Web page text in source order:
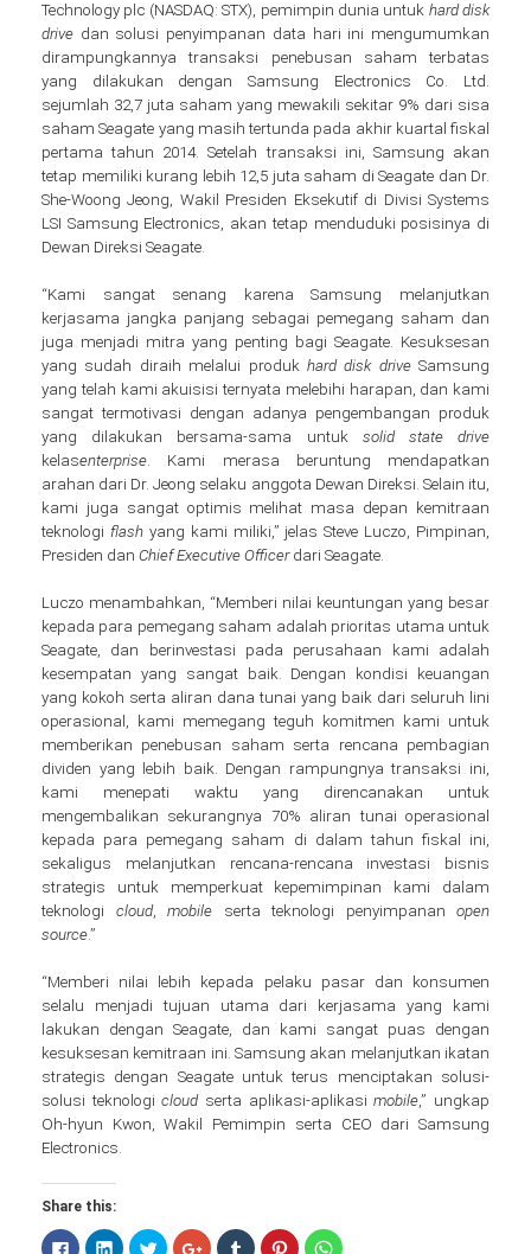
Technology plc (NASDAQ: STX), pemimpin dunia untuk hard disk
drive dan solusi penyimpanan data hari ini mengumumkan
dirampungkannya transaksi penebusan saham terbatas
yang dilakukan dengan Samsung Electronics Co. Ltd.
sejumlah 32,7 juta saham yang mewakili sekitar 9% dari sisa
saham Seagate yang masih tertunda pada akhir kuartal fiskal
pertama tahun 2014. Setelah transaksi ini, Samsung akan
tetap memiliki kurang lebih 12,5 juta saham di Seagate dan Dr.
She-Woong Jeong, Wakil Presiden Eksekutif di Divisi Systems
LSI Samsung Electronics, akan tetap menduduki posisinya di
Dewan Direksi Seagate.
“Kami sangat senang karena Samsung melanjutkan
kerjasama jangka panjang sebagai pemegang saham dan
juga menjadi mitra yang penting bagi Seagate. Kesuksesan
yang sudah diraih melalui produk hard disk driveSamsung
yang telah kami akuisisi ternyata melebihi harapan, dan kami
sangat termotivasi dengan adanya pengembangan produk
yang dilakukan bersama-sama untuk solid state drive
kelasenterprise. Kami merasa beruntung mendapatkan
arahan dari Dr. Jeong selaku anggota Dewan Direksi. Selain itu,
kami juga sangat optimis melihat masa depan kemitraan
teknologi flashyang kami miliki,” jelas Steve Luczo, Pimpinan,
Presiden dan Chief Executive Officerdari Seagate.
Luczo menambahkan, “Memberi nilai keuntungan yang besar
kepada para pemegang saham adalah prioritas utama untuk
Seagate, dan berinvestasi pada perusahaan kami adalah
kesempatan yang sangat baik. Dengan kondisi keuangan
yang kokoh serta aliran dana tunai yang baik dari seluruh lini
operasional, kami memegang teguh komitmen kami untuk
memberikan penebusan saham serta rencana pembagian
dividen yang lebih baik. Dengan rampungnya transaksi ini,
kami menepati waktu yang direncanakan untuk
mengembalikan sekurangnya 70% aliran tunai operasional
kepada para pemegang saham di dalam tahun fiskal ini,
sekaligus melanjutkan rencana-rencana investasi bisnis
strategis untuk memperkuat kepemimpinan kami dalam
teknologi cloud, mobile serta teknologi penyimpanan open
source.”
“Memberi nilai lebih kepada pelaku pasar dan konsumen
selalu menjadi tujuan utama dari kerjasama yang kami
lakukan dengan Seagate, dan kami sangat puas dengan
kesuksesan kemitraan ini. Samsung akan melanjutkan ikatan
strategis dengan Seagate untuk terus menciptakan solusi-
solusi teknologicloudserta aplikasi-aplikasimobile,” ungkap
Oh-hyun Kwon, Wakil Pemimpin serta CEO dari Samsung
Electronics.
Share this:
Click Click Click Click Click Click Click